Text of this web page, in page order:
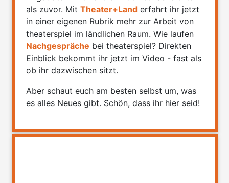
als zuvor. MitTheater+Land erfahrt ihr jetzt
in einer eigenen Rubrik mehr zur Arbeit von
theaterspiel im ländlichen Raum. Wie laufen
Nachgespräche bei theaterspiel? Direkten
Einblick bekommt ihr jetzt im Video - fast als
ob ihr dazwischen sitzt.
Aber schaut euch am besten selbst um, was
es alles Neues gibt. Schön, dass ihr hier seid!